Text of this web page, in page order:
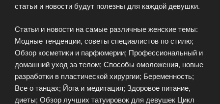
статьи и новости будут полезны для каждой девушки.
Статьи и новости на самые различные женские темы:
Модные тенденции, советы специалистов по стилю;
Обзор косметики и парфюмерии; Профессиональный и
домашний уход за телом; Способы омоложения, новые
разработки в пластической хирургии; Беременность;
Все о танцах; Йога и медитация; Здоровое питание,
диеты; Обзор лучших татуировок для девушек Цикл